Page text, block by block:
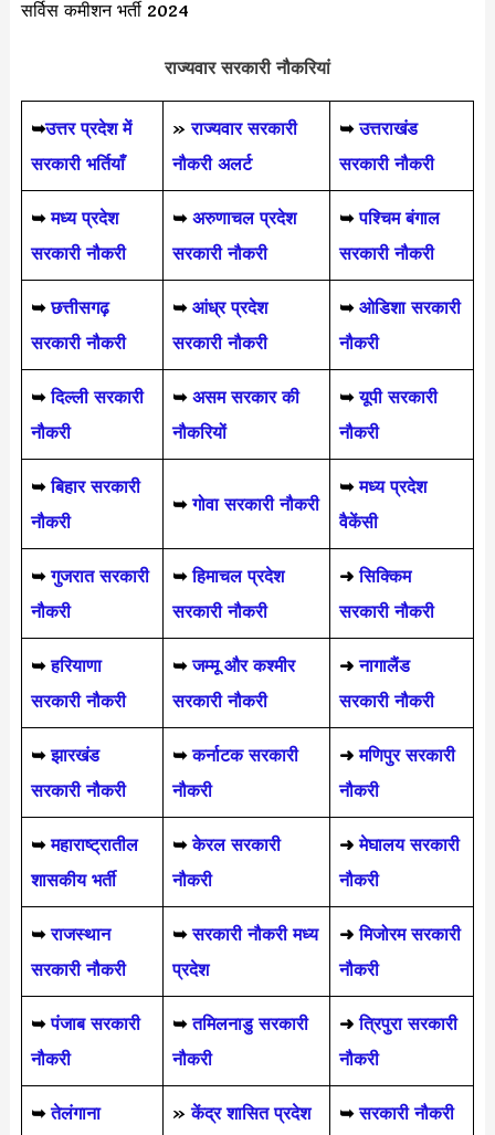
सर्विस कमीशन भर्ती 2024
राज्यवार सरकारी नौकरियां
➥उत्तर प्रदेश में
सरकारी भर्तियाँ
»राज्यवार सरकारी
नौकरी अलर्ट
➥ उत्तराखंड
सरकारी नौकरी
➥ मध्य प्रदेश
सरकारी नौकरी
➥ अरुणाचल प्रदेश
सरकारी नौकरी
➥ पश्चिम बंगाल
सरकारी नौकरी
➥ छत्तीसगढ़
सरकारी नौकरी
➥ आंध्र प्रदेश
सरकारी नौकरी
➥ ओडिशा सरकारी
नौकरी
➥ दिल्ली सरकारी
नौकरी
➥ असम सरकार की
नौकरियों
➥ यूपी सरकारी
नौकरी
➥बिहार सरकारी
नौकरी
➥गोवा सरकारी नौकरी
➥ मध्य प्रदेश
वैकेंसी
➥ गुजरात सरकारी
नौकरी
➥हिमाचल प्रदेश
सरकारी नौकरी
➜ सिक्किम
सरकारी नौकरी
➥हरियाणा
सरकारी नौकरी
➥जम्मू और कश्मीर
सरकारी नौकरी
➜ नागालैंड
सरकारी नौकरी
➥ झारखंड
सरकारी नौकरी
➥ कर्नाटक सरकारी
नौकरी
➜ मणिपुर सरकारी
नौकरी
➥ महाराष्ट्रातील
शासकीय भर्ती
➥ केरल सरकारी
नौकरी
➜ मेघालय सरकारी
नौकरी
➥ राजस्थान
सरकारी नौकरी
➥सरकारी नौकरी मध्य
प्रदेश
➜मिजोरम सरकारी
नौकरी
➥ पंजाब सरकारी
नौकरी
➥ तमिलनाडु सरकारी
नौकरी
➜ त्रिपुरा सरकारी
नौकरी
➥तेलंगाना
»केंद्र शासित प्रदेश
➥ सरकारी नौकरी